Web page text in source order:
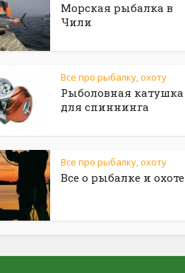
Морская рыбалка в
Чили
Все про рыбалку, охоту
Рыболовная катушка
для спиннинга
Все про рыбалку, охоту
Все о рыбалке и охоте